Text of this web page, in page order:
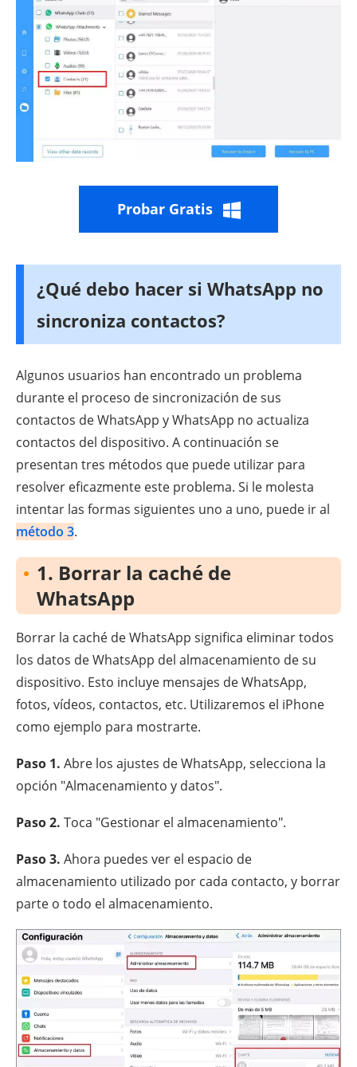
Probar Gratis
¿Qué debo hacer si WhatsApp no
sincroniza contactos?
Algunos usuarios han encontrado un problema
durante el proceso de sincronización de sus
contactos de WhatsApp y WhatsApp no actualiza
contactos del dispositivo. A continuación se
presentan tres métodos que puede utilizar para
resolver eficazmente este problema. Si le molesta
intentar las formas siguientes uno a uno, puede ir al
método 3.
1. Borrar la caché de
WhatsApp
Borrar la caché de WhatsApp significa eliminar todos
los datos de WhatsApp del almacenamiento de su
dispositivo. Esto incluye mensajes de WhatsApp,
fotos, vídeos, contactos, etc. Utilizaremos el iPhone
como ejemplo para mostrarte.
Paso 1. Abre los ajustes de WhatsApp, selecciona la
opción "Almacenamiento y datos".
Paso 2. Toca "Gestionar el almacenamiento".
Paso 3. Ahora puedes ver el espacio de
almacenamiento utilizado por cada contacto, y borrar
parte o todo el almacenamiento.